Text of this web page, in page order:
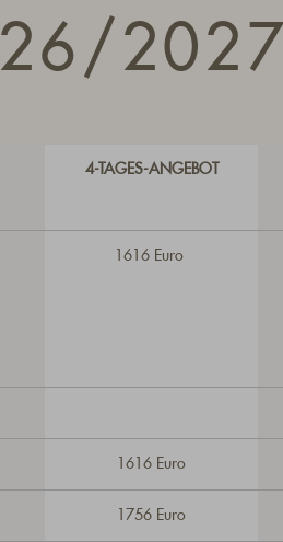
2027
4-TAGES-ANGEBOT
1616 Euro
1616 Euro
1756 Euro